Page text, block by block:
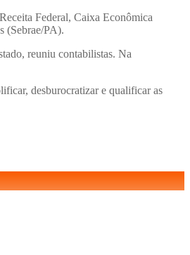
Federal, Caixa Econômica
(Sebrae/PA).
reuniu contabilistas. Na
desburocratizar e qualificar as